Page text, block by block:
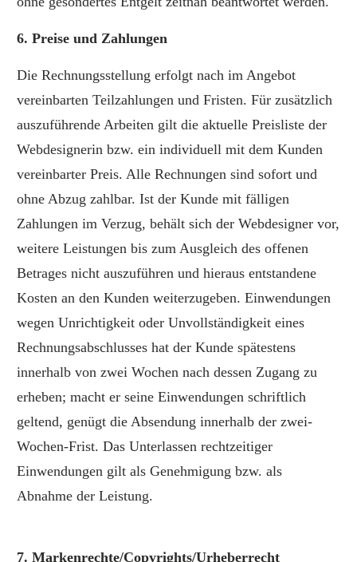
6. Preise und Zahlungen
Die Rechnungsstellung erfolgt nach im Angebot
vereinbarten Teilzahlungen und Fristen. Für zusätzlich
auszuführende Arbeiten gilt die aktuelle Preisliste der
Webdesignerin bzw. ein individuell mit dem Kunden
vereinbarter Preis. Alle Rechnungen sind sofort und
ohne Abzug zahlbar. Ist der Kunde mit fälligen
Zahlungen im Verzug, behält sich der Webdesigner vor,
weitere Leistungen bis zum Ausgleich des offenen
Betrages nicht auszuführen und hieraus entstandene
Kosten an den Kunden weiterzugeben. Einwendungen
wegen Unrichtigkeit oder Unvollständigkeit eines
Rechnungsabschlusses hat der Kunde spätestens
innerhalb von zwei Wochen nach dessen Zugang zu
erheben; macht er seine Einwendungen schriftlich
geltend, genügt die Absendung innerhalb der zwei-
Wochen-Frist. Das Unterlassen rechtzeitiger
Einwendungen gilt als Genehmigung bzw. als
Abnahme der Leistung.
7. Markenrechte/Copyrights/Urheberrecht